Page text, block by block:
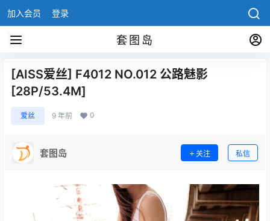
加入会员 登录
套图岛
[AISS爱丝] F4012 NO.012 公路魅影
[28P/53.4M]
爱丝 9 年前 0
套图岛 关注 私信